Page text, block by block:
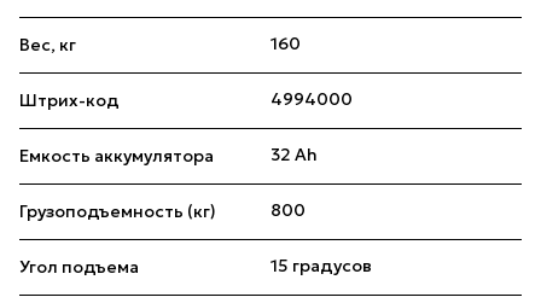
Вес, кг 160
Штрих-код 4994000
Емкость аккумулятора 32 Ah
Грузоподъемность (кг) 800
Угол подъема 15 градусов